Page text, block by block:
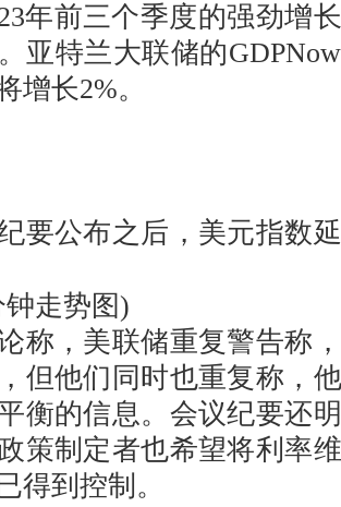
年前三个季度的强劲增
亚特兰大联储的
增长2%。
要公布之后，美元指数
钟走势图)
称，美联储重复警告称
但他们同时也重复称，
衡的信息。会议纪要还
策制定者也希望将利率
得到控制。